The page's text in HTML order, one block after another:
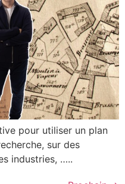
pour utiliser un plan
sur des
industries, …..